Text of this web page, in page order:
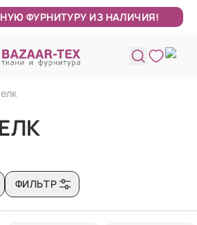
ФУРНИТУРУ ИЗ НАЛИЧИЯ!
ФИЛЬТР